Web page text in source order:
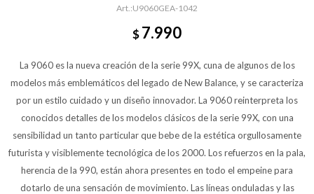
U9060GEA-1042
$7.990
La 9060 es la nueva creación de la serie 99X, cuna de algunos de los
modelos más emblemáticos del legado de New Balance, y se caracteriza
por un estilo cuidado y un diseño innovador. La 9060 reinterpreta los
conocidos detalles de los modelos clásicos de la serie 99X, con una
sensibilidad un tanto particular que bebe de la estética orgullosamente
futurista y visiblemente tecnológica de los 2000. Los refuerzos en la pala,
herencia de la 990, están ahora presentes en todo el empeine para
dotarlo de una sensación de movimiento. Las líneas onduladas y las